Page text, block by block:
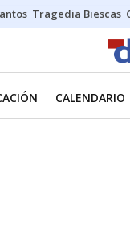
Tragedia Biescas
CALENDARIO